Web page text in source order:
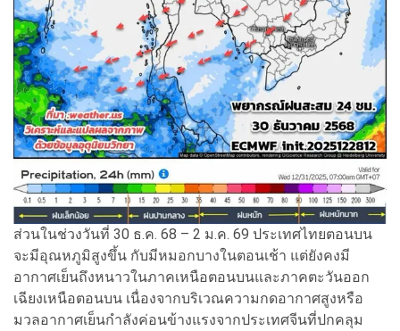
ส่วนในช่วงวันที่ 30 ธ.ค. 68 – 2 ม.ค. 69 ประเทศไทยตอนบน
จะมีอุณหภูมิสูงขึ้น กับมีหมอกบางในตอนเช้า แต่ยังคงมี
อากาศเย็นถึงหนาวในภาคเหนือตอนบนและภาคตะวันออก
เฉียงเหนือตอนบน เนื่องจากบริเวณความกดอากาศสูงหรือ
มวลอากาศเย็นกำลังค่อนข้างแรงจากประเทศจีนที่ปกคลุม